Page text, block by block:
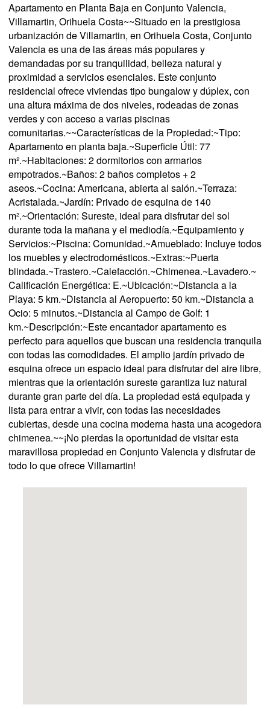
Apartamento en Planta Baja en Conjunto Valencia,
Villamartin, Orihuela Costa~~Situado en la prestigiosa
urbanización de Villamartin, en Orihuela Costa, Conjunto
Valencia es una de las áreas más populares y
demandadas por su tranquilidad, belleza natural y
proximidad a servicios esenciales. Este conjunto
residencial ofrece viviendas tipo bungalow y dúplex, con
una altura máxima de dos niveles, rodeadas de zonas
verdes y con acceso a varias piscinas
comunitarias.~~Características de la Propiedad:~Tipo:
Apartamento en planta baja.~Superficie Útil: 77
m².~Habitaciones: 2 dormitorios con armarios
empotrados.~Baños: 2 baños completos + 2
aseos.~Cocina: Americana, abierta al salón.~Terraza:
Acristalada.~Jardín: Privado de esquina de 140
m².~Orientación: Sureste, ideal para disfrutar del sol
durante toda la mañana y el mediodía.~Equipamiento y
Servicios:~Piscina: Comunidad.~Amueblado: Incluye todos
los muebles y electrodomésticos.~Extras:~Puerta
blindada.~Trastero.~Calefacción.~Chimenea.~Lavadero.~
Calificación Energética: E.~Ubicación:~Distancia a la
Playa: 5 km.~Distancia al Aeropuerto: 50 km.~Distancia a
Ocio: 5 minutos.~Distancia al Campo de Golf: 1
km.~Descripción:~Este encantador apartamento es
perfecto para aquellos que buscan una residencia tranquila
con todas las comodidades. El amplio jardín privado de
esquina ofrece un espacio ideal para disfrutar del aire libre,
mientras que la orientación sureste garantiza luz natural
durante gran parte del día. La propiedad está equipada y
lista para entrar a vivir, con todas las necesidades
cubiertas, desde una cocina moderna hasta una acogedora
chimenea.~~¡No pierdas la oportunidad de visitar esta
maravillosa propiedad en Conjunto Valencia y disfrutar de
todo lo que ofrece Villamartin!